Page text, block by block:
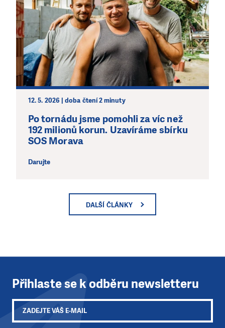
12. 5. 2026 | doba čtení 2 minuty
Po tornádu jsme pomohli za víc než
192 milionů korun. Uzavíráme sbírku
SOS Morava
Darujte
DALŠÍ ČLÁNKY
Přihlaste se k odběru newsletteru